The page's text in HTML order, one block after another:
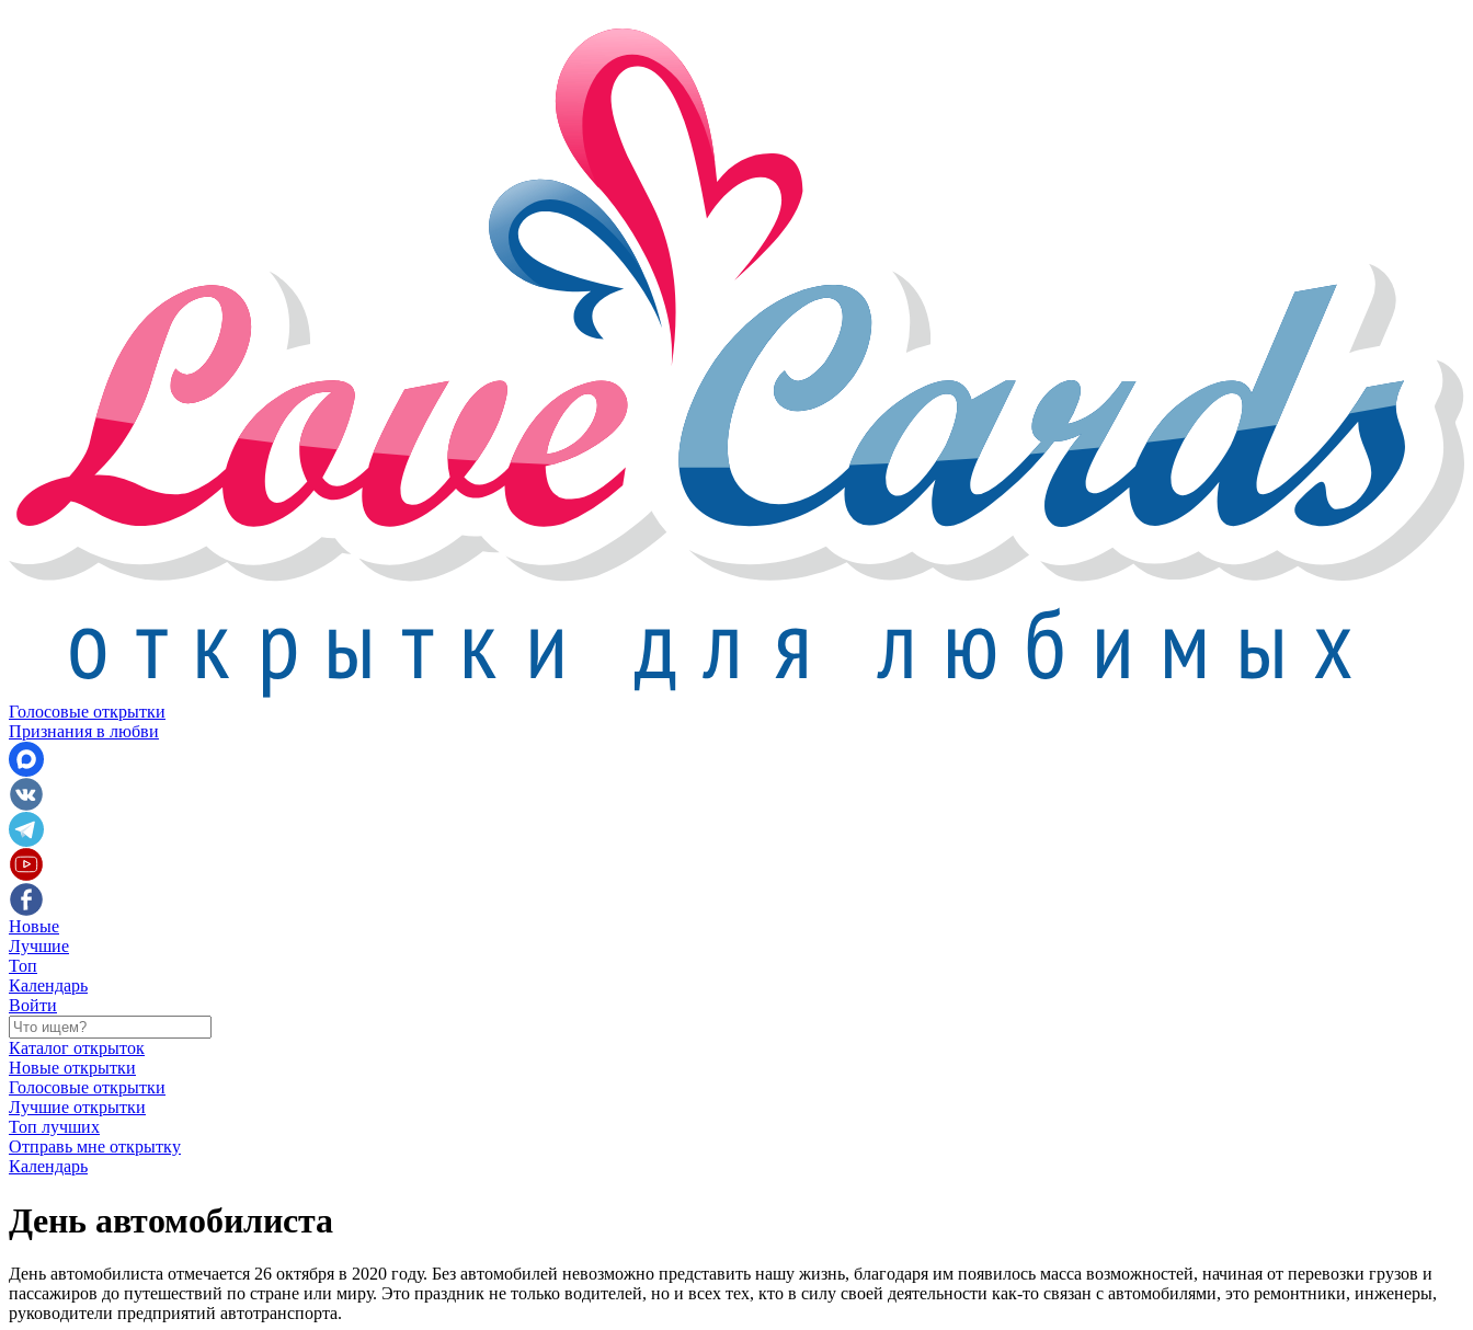
Голосовые открытки
Признания в любви
Новые
Лучшие
Топ
Календарь
Войти
Каталог открыток
Новые открытки
Голосовые открытки
Лучшие открытки
Топ лучших
Отправь мне открытку
Календарь
День автомобилиста
День автомобилиста отмечается 26 октября в 2020 году. Без автомобилей невозможно представить нашу жизнь, благодаря им появилось масса возможностей, начиная от перевозки грузов и
пассажиров до путешествий по стране или миру. Это праздник не только водителей, но и всех тех, кто в силу своей деятельности как-то связан с автомобилями, это ремонтники, инженеры,
руководители предприятий автотранспорта.